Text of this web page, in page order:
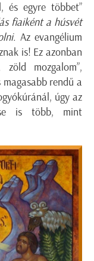
és egyre többet”
fiaiként a húsvét
Az evangélium
is! Ez azonban
zöld mozgalom”,
rendű a
úgy az
is több, mint